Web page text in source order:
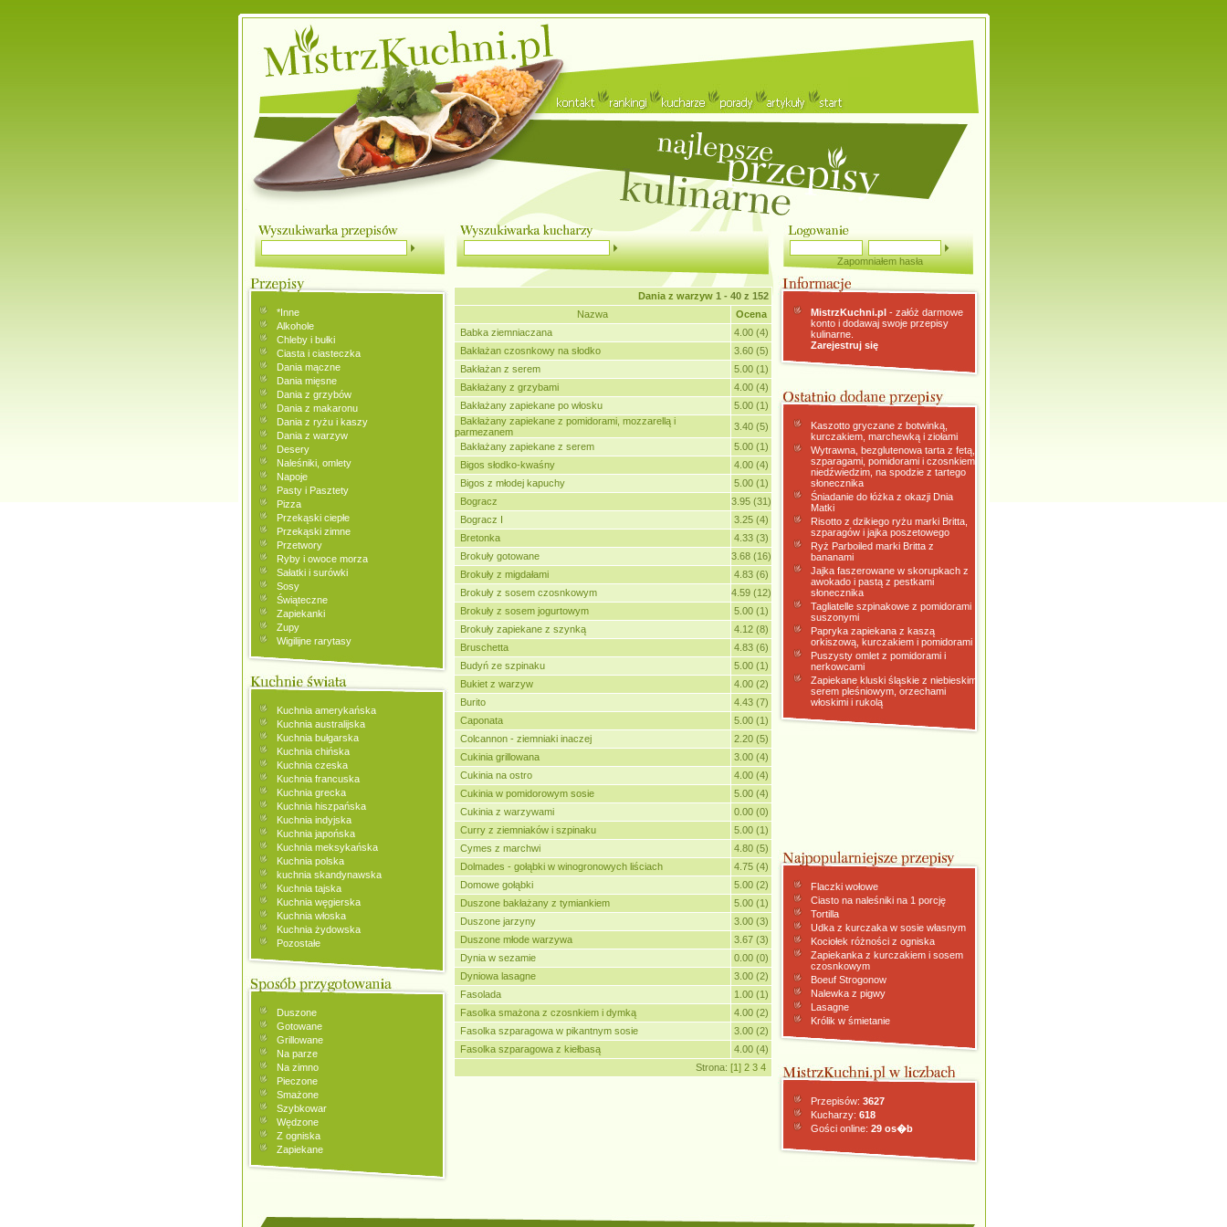
Zapomniałem hasła
*Inne
Alkohole
Chleby i bułki
Ciasta i ciasteczka
Dania mączne
Dania mięsne
Dania z grzybów
Dania z makaronu
Dania z ryżu i kaszy
Dania z warzyw
Desery
Naleśniki, omlety
Napoje
Pasty i Pasztety
Pizza
Przekąski ciepłe
Przekąski zimne
Przetwory
Ryby i owoce morza
Sałatki i surówki
Sosy
Świąteczne
Zapiekanki
Zupy
Wigilijne rarytasy
Kuchnia amerykańska
Kuchnia australijska
Kuchnia bułgarska
Kuchnia chińska
Kuchnia czeska
Kuchnia francuska
Kuchnia grecka
Kuchnia hiszpańska
Kuchnia indyjska
Kuchnia japońska
Kuchnia meksykańska
Kuchnia polska
kuchnia skandynawska
Kuchnia tajska
Kuchnia węgierska
Kuchnia włoska
Kuchnia żydowska
Pozostałe
Duszone
Gotowane
Grillowane
Na parze
Na zimno
Pieczone
Smażone
Szybkowar
Wędzone
Z ogniska
Zapiekane
Dania z warzyw 1 - 40 z 152
Nazwa
Ocena
Babka ziemniaczana
4.00 (4)
Bakłażan czosnkowy na słodko
3.60 (5)
Bakłażan z serem
5.00 (1)
Bakłażany z grzybami
4.00 (4)
Bakłażany zapiekane po włosku
5.00 (1)
Bakłażany zapiekane z pomidorami, mozzarellą i
parmezanem
3.40 (5)
Bakłażany zapiekane z serem
5.00 (1)
Bigos słodko-kwaśny
4.00 (4)
Bigos z młodej kapuchy
5.00 (1)
Bogracz
3.95 (31)
Bogracz I
3.25 (4)
Bretonka
4.33 (3)
Brokuły gotowane
3.68 (16)
Brokuły z migdałami
4.83 (6)
Brokuły z sosem czosnkowym
4.59 (12)
Brokuły z sosem jogurtowym
5.00 (1)
Brokuły zapiekane z szynką
4.12 (8)
Bruschetta
4.83 (6)
Budyń ze szpinaku
5.00 (1)
Bukiet z warzyw
4.00 (2)
Burito
4.43 (7)
Caponata
5.00 (1)
Colcannon - ziemniaki inaczej
2.20 (5)
Cukinia grillowana
3.00 (4)
Cukinia na ostro
4.00 (4)
Cukinia w pomidorowym sosie
5.00 (4)
Cukinia z warzywami
0.00 (0)
Curry z ziemniaków i szpinaku
5.00 (1)
Cymes z marchwi
4.80 (5)
Dolmades - gołąbki w winogronowych liściach
4.75 (4)
Domowe gołąbki
5.00 (2)
Duszone bakłażany z tymiankiem
5.00 (1)
Duszone jarzyny
3.00 (3)
Duszone młode warzywa
3.67 (3)
Dynia w sezamie
0.00 (0)
Dyniowa lasagne
3.00 (2)
Fasolada
1.00 (1)
Fasolka smażona z czosnkiem i dymką
4.00 (2)
Fasolka szparagowa w pikantnym sosie
3.00 (2)
Fasolka szparagowa z kiełbasą
4.00 (4)
Strona: [1] 2 3 4
MistrzKuchni.pl- załóż darmowe
konto i dodawaj swoje przepisy
kulinarne.
Zarejestruj się
Kaszotto gryczane z botwinką,
kurczakiem, marchewką i ziołami
Wytrawna, bezglutenowa tarta z fetą,
szparagami, pomidorami i czosnkiem
niedźwiedzim, na spodzie z tartego
słonecznika
Śniadanie do łóżka z okazji Dnia
Matki
Risotto z dzikiego ryżu marki Britta,
szparagów i jajka poszetowego
Ryż Parboiled marki Britta z
bananami
Jajka faszerowane w skorupkach z
awokado i pastą z pestkami
słonecznika
Tagliatelle szpinakowe z pomidorami
suszonymi
Papryka zapiekana z kaszą
orkiszową, kurczakiem i pomidorami
Puszysty omlet z pomidorami i
nerkowcami
Zapiekane kluski śląskie z niebieskim
serem pleśniowym, orzechami
włoskimi i rukolą
Flaczki wołowe
Ciasto na naleśniki na 1 porcję
Tortilla
Udka z kurczaka w sosie własnym
Kociołek różności z ogniska
Zapiekanka z kurczakiem i sosem
czosnkowym
Boeuf Strogonow
Nalewka z pigwy
Lasagne
Królik w śmietanie
Przepisów: 3627
Kucharzy: 618
Gości online: 29 os�b